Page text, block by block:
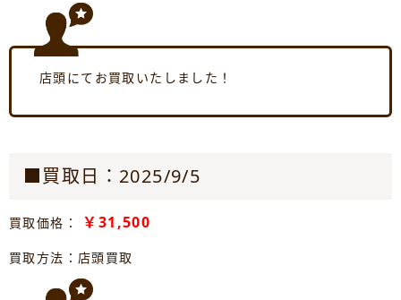
店頭にてお買取いたしました！
■買取日：2025/9/5
買取価格： ￥31,500
買取方法：店頭買取